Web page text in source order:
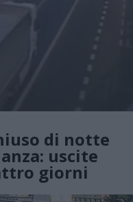
di notte
uscite
giorni